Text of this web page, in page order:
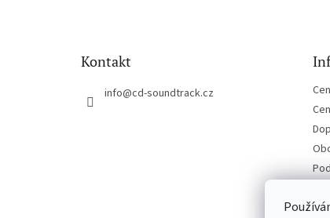
Kontakt
info@cd-soundtrack.cz